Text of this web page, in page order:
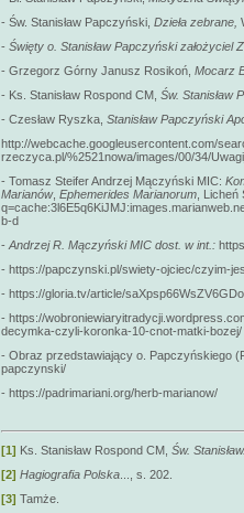
- Św. Stanisław Papczyński, Dzieła zebrane,
- Święty o. Stanisław Papczyński założyciel
- Grzegorz Górny Janusz Rosikoń, Mocarz
- Ks. Stanisław Rospond CM, Św. Stanisław
- Czesław Ryszka, Stanisław Papczyński
http://webcache.googleusercontent.com/
rzeczyca.pl/%2521nowa/images/00/34/
- Tomasz Steifer Andrzej Mączyński MIC:
Marianów, Ephemerides Marianorum ,
b-d
- Andrzej R. Mączyński MIC dost. w int.:
- https://papczynski.pl/swiety-ojciec/czyim-
- https://gloria.tv/article/
- https://
decymka-czyli-koronka-10-cnot-matki-bozej/
- Obraz przedstawiający o. Papczyńskiego
papczynski/
- https://padrimariani.org/herb-marianow/
[1] Ks. Stanisław Rospond CM, Św.
[2] Hagiografia Polska ..., s. 202.
[3] Tamże.